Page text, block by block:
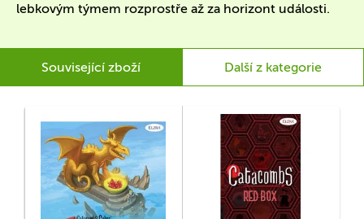
lebkovým týmem rozprostře až za horizont události.
Související zboží Další z kategorie